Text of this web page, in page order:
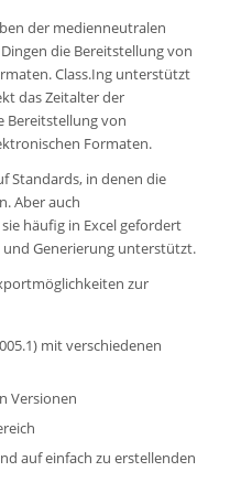
der medienneutralen
die Bereitstellung von
Class.Ing unterstützt
das Zeitalter der
Bereitstellung von
Formaten.
Standards, in denen die
Aber auch
häufig in Excel gefordert
Generierung unterstützt.
zur
mit verschiedenen
Versionen
auf einfach zu erstellenden